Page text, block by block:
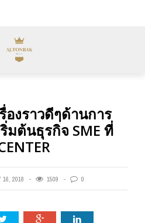
องราวดีๆด้านการ
มต้นธุรกิจ SME ที่
16, 2018 1509 0